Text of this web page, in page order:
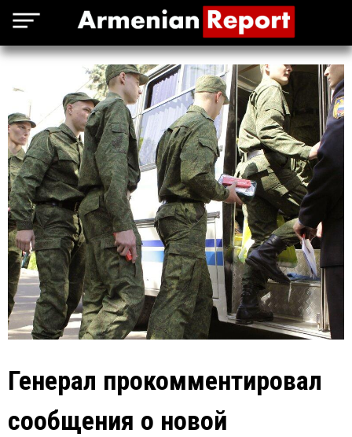
Генерал прокомментировал
сообщения о новой